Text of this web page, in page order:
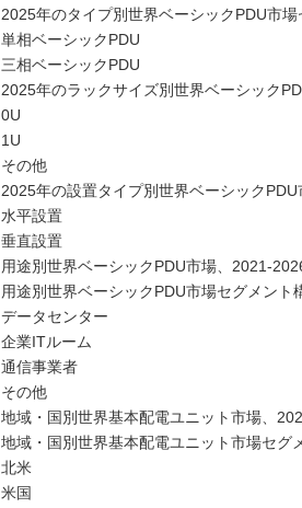
2025年のタイプ別世界ベーシックPDU市場
単相ベーシックPDU
三相ベーシックPDU
2025年のラックサイズ別世界ベーシック
0U
1U
その他
2025年の設置タイプ別世界ベーシックPDU
水平設置
垂直設置
用途別世界ベーシックPDU市場、2021-
用途別世界ベーシックPDU市場セグメント
データセンター
企業ITルーム
通信事業者
その他
地域・国別世界基本配電ユニット市場、
地域・国別世界基本配電ユニット市場セグ
北米
米国